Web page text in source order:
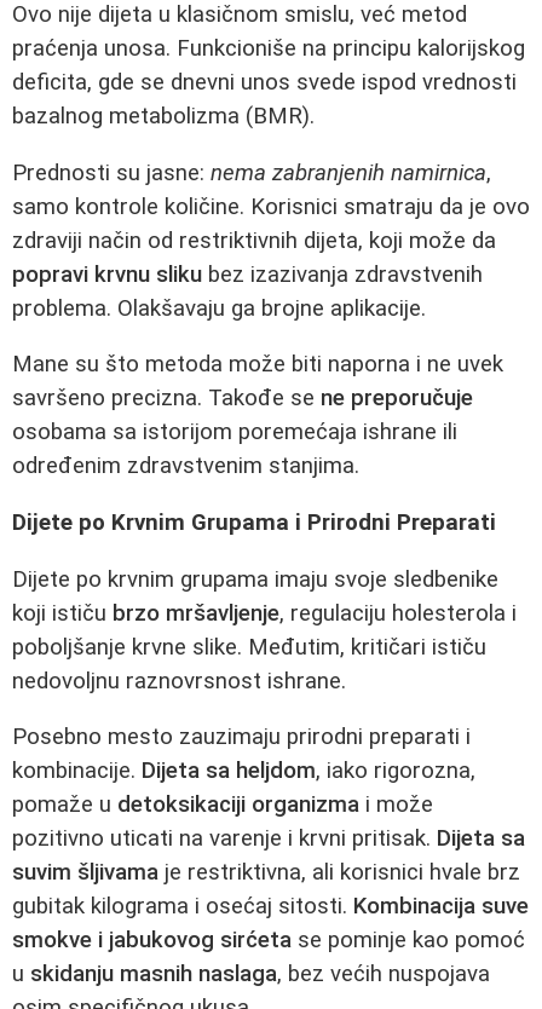
Ovo nije dijeta u klasičnom smislu, već metod
praćenja unosa. Funkcioniše na principu kalorijskog
deficita, gde se dnevni unos svede ispod vrednosti
bazalnog metabolizma (BMR).
Prednosti su jasne: nema zabranjenih namirnica,
samo kontrole količine. Korisnici smatraju da je ovo
zdraviji način od restriktivnih dijeta, koji može da
popravi krvnu sliku bez izazivanja zdravstvenih
problema. Olakšavaju ga brojne aplikacije.
Mane su što metoda može biti naporna i ne uvek
savršeno precizna. Takođe se ne preporučuje
osobama sa istorijom poremećaja ishrane ili
određenim zdravstvenim stanjima.
Dijete po Krvnim Grupama i Prirodni Preparati
Dijete po krvnim grupama imaju svoje sledbenike
koji ističu brzo mršavljenje, regulaciju holesterola i
poboljšanje krvne slike. Međutim, kritičari ističu
nedovoljnu raznovrsnost ishrane.
Posebno mesto zauzimaju prirodni preparati i
kombinacije. Dijeta sa heljdom, iako rigorozna,
pomaže u detoksikaciji organizma i može
pozitivno uticati na varenje i krvni pritisak. Dijeta sa
suvim šljivama je restriktivna, ali korisnici hvale brz
gubitak kilograma i osećaj sitosti. Kombinacija suve
smokve i jabukovog sirćeta se pominje kao pomoć
u skidanju masnih naslaga, bez većih nuspojava